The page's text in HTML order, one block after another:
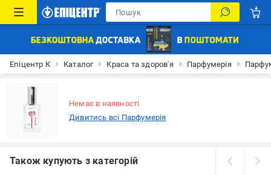
Епіцентр К Каталог Краса та здоров'я Парфумерія
Немає в наявності
Дивитись всі Парфумерія
Також купують з категорій